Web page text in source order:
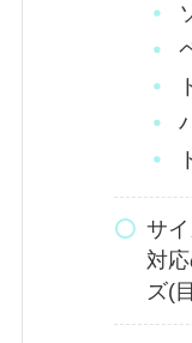
サ
対
ズ(